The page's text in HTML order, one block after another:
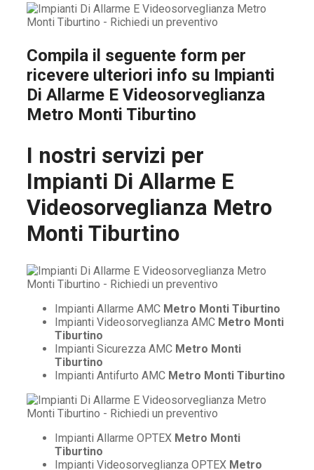
Compila il seguente form per
ricevere ulteriori info su Impianti
Di Allarme E Videosorveglianza
Metro Monti Tiburtino
I nostri servizi per
Impianti Di Allarme E
Videosorveglianza Metro
Monti Tiburtino
Impianti Allarme AMC Metro Monti Tiburtino
Impianti Videosorveglianza AMC Metro Monti
Tiburtino
Impianti Sicurezza AMC Metro Monti
Tiburtino
Impianti Antifurto AMC Metro Monti Tiburtino
Impianti Allarme OPTEX Metro Monti
Tiburtino
Impianti Videosorveglianza OPTEX Metro